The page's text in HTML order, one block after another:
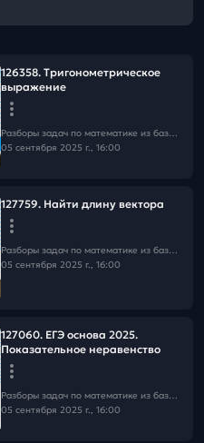
126358. Тригонометрическое
выражение
Разборы задач по математике из базы Школково
05 сентября 2025 г., 16:00
127759. Найти длину вектора
Разборы задач по математике из базы Школково
05 сентября 2025 г., 16:00
127060. ЕГЭ основа 2025.
Показательное неравенство
Разборы задач по математике из базы Школково
05 сентября 2025 г., 16:00